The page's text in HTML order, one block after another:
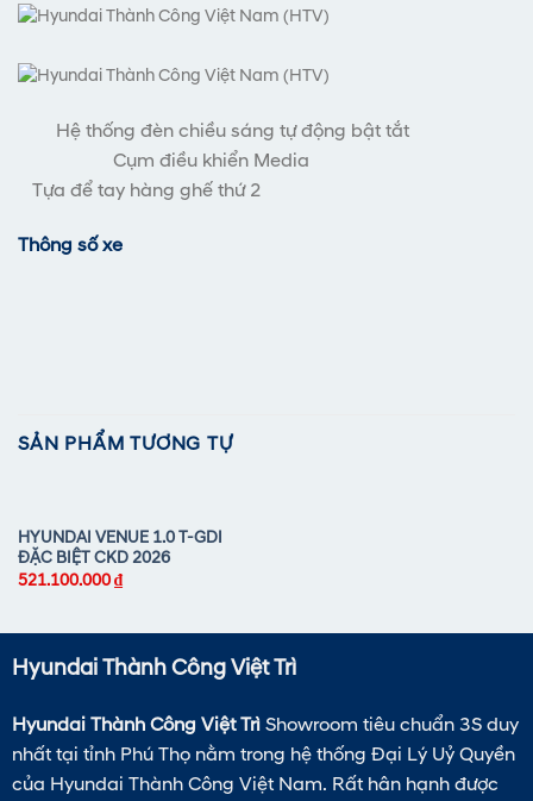
Hệ thống đèn chiều sáng tự động bật tắt
Cụm điều khiển Media
Tựa để tay hàng ghế thứ 2
Thông số xe
SẢN PHẨM TƯƠNG TỰ
HYUNDAI VENUE 1.0 T-GDI
ĐẶC BIỆT CKD 2026
521.100.000₫
Hyundai Thành Công Việt Trì
Hyundai Thành Công Việt Trì Showroom tiêu chuẩn 3S duy
nhất tại tỉnh Phú Thọ nằm trong hệ thống Đại Lý Uỷ Quyền
của Hyundai Thành Công Việt Nam. Rất hân hạnh được